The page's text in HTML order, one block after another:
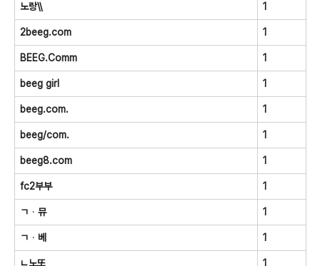
노랑\\ 1
2beeg.com 1
BEEG.Comm 1
beeg girl 1
beeg.com. 1
beeg/com. 1
beeg8.com 1
fc2부부 1
ㄱᆞ뮤 1
ㄱᆞ베 1
ㄴ노또 1